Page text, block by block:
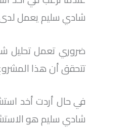
شادي سليم يعمل
ضروري تعمل تحليل
تتحقق أن هذا
في حال أردت أخد
شادي سليم هو